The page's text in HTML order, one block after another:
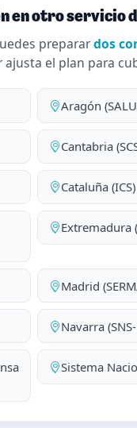
en otro servicio
preparardos
el plan para
Aragón
Cantabria
Cataluña (ICS)
Extremadura
Madrid
Navarra
Sistema